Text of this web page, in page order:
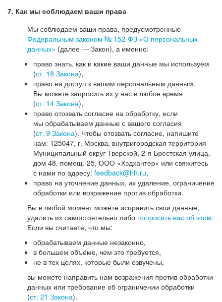
7. Как мы соблюдаем ваши права
Мы соблюдаем ваши права, предусмотренные
Федеральным законом № 152-ФЗ «О персональных
данных» (далее — Закон), а именно:
право знать, как и какие ваши данные мы используем
(ст. 18 Закона),
право на доступ к вашим персональным данным.
Вы можете запросить их у нас в любое время
(ст. 14 Закона),
право отозвать согласие на обработку, если
мы обрабатываем данные с вашего согласия
(ст. 9 Закона). Чтобы отозвать согласие, напишите
нам: 125047, г. Москва, внутригородская территория
Муниципальный округ Тверской, 2-я Брестская улица,
дом 48, помещ. 25, ООО «Хэдхантер» или свяжитесь
с нами по адресу: feedback@hh.ru,
право на уточнение данных, их удаление, ограничение
обработки или возражение против обработки.
Вы в любой момент можете исправить свои данные,
удалить их самостоятельно либо попросить нас об этом.
Если вы считаете, что мы:
обрабатываем данные незаконно,
в большем объёме, чем это требуется,
не в тех целях, которые были озвучены,
вы можете направить нам возражения против обработки
данных или требование об ограничении обработки
(ст. 21 Закона).